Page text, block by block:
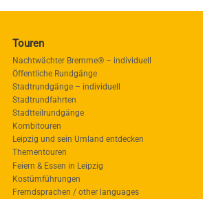
Touren
Nachtwächter Bremme® – individuell
Öffentliche Rundgänge
Stadtrundgänge – individuell
Stadtrundfahrten
Stadtteilrundgänge
Kombitouren
Leipzig und sein Umland entdecken
Thementouren
Feiern & Essen in Leipzig
Kostümführungen
Fremdsprachen / other languages